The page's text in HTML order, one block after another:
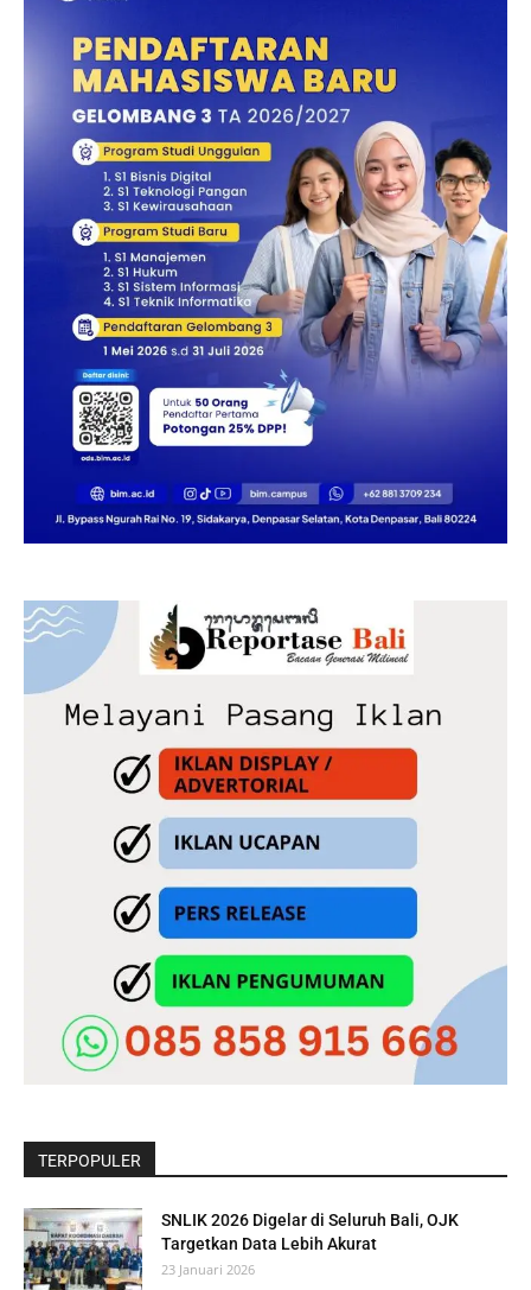
TERPOPULER
SNLIK 2026 Digelar di Seluruh Bali, OJK
Targetkan Data Lebih Akurat
23 Januari 2026